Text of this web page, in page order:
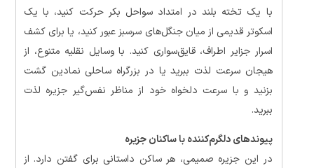
با یک تخته بلند در امتداد سواحل بکر حرکت کنید، با یک
اسکوتر قدیمی از میان جنگل‌های سرسبز عبور کنید، یا برای کشف
اسرار جزایر اطراف، قایق‌سواری کنید. با وسایل نقلیه متنوع، از
هیجان سرعت لذت ببرید یا در بزرگراه ساحلی نمادین گشت
بزنید و با سرعت دلخواه خود از مناظر نفس‌گیر جزیره لذت
ببرید.
پیوندهای دلگرم‌کننده با ساکنان جزیره
در این جزیره صمیمی، هر ساکن داستانی برای گفتن دارد. از